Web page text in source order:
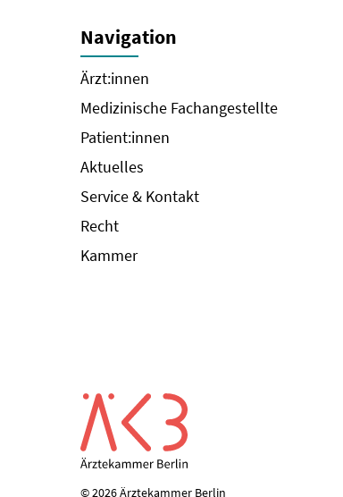
Navigation
Ärzt:innen
Medizinische Fachangestellte
Patient:innen
Aktuelles
Service & Kontakt
Recht
Kammer
© 2026 Ärztekammer Berlin